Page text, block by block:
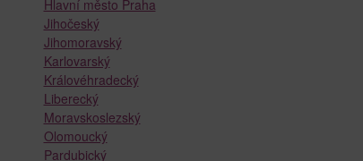
Hlavní město Praha
Jihočeský
Jihomoravský
Karlovarský
Královéhradecký
Liberecký
Moravskoslezský
Olomoucký
Pardubický